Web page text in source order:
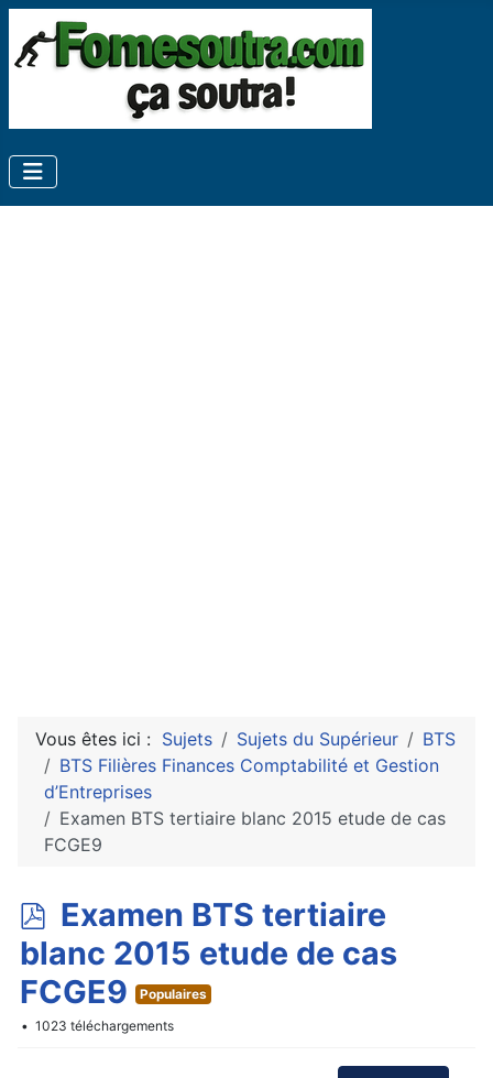
Vous êtes ici : Sujets Sujets du Supérieur
BTS
BTS Filières Finances Comptabilité et Gestion
d’Entreprises
Examen BTS tertiaire blanc 2015 etude de cas
FCGE9
p
d
f
Examen BTS tertiaire
blanc 2015 etude de cas
FCGE9
Populaires
1023 téléchargements